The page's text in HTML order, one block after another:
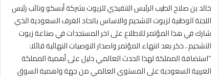
خالد بن صلاح الطيب الرئيس التنفيذي للزيوت بشركة أبسكو ونائب رئيس
اللجنة الوطنية لزيوت التشحيم والاساس باتحاد الغرف السعودية الذي
شارك في هذا المؤتمر للاطلاع على اخر المستجدات في صناعة زيوت
التشحيم ، ذكر بعد انتهاء المؤتمر واصدار التوصيات النهائية قائلا:
“استضافة المملكة لهذا الحدث العالمي دليل على أهمية المملكة
العربية السعودية على المستوى العالمي من جهة واهمية السوق